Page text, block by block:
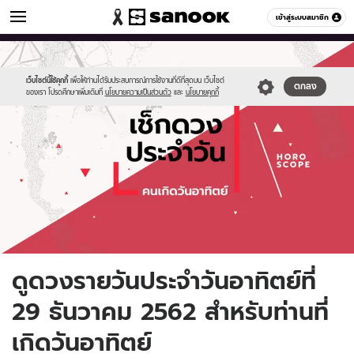
เข้าสู่ระบบสมาชิก
ดูดวง หมวดอื่นๆ
เว็บไซต์นี้ใช้คุกกี้ เพื่อให้ท่านได้รับประสบการณ์การใช้งานที่ดีที่สุดบน เว็บไซต์
ของเรา โปรดศึกษาเพิ่มเติมที่ นโยบายความเป็นส่วนตัว และ นโยบายคุกกี้
ตกลง
Sanook
//s.isanook.com/sr/0/images/logo-
new-
sanook.png
600
60
//s.isanook.com/ho/0/ud/fxd/day/daily-
horoscope-
sunday.jpg
ดูดวงรายวันประจำวันอาทิตย์ที่
29 ธันวาคม 2562 สำหรับท่านที่
เกิดวันอาทิตย์